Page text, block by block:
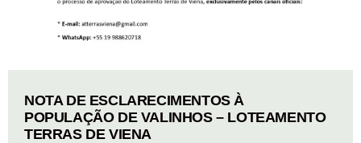
NOTA DE ESCLARECIMENTOS À
POPULAÇÃO DE VALINHOS – LOTEAMENTO
TERRAS DE VIENA